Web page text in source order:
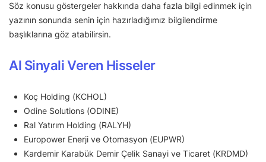
Söz konusu göstergeler hakkında daha fazla bilgi edinmek için
yazının sonunda senin için hazırladığımız bilgilendirme
başlıklarına göz atabilirsin.
Al Sinyali Veren Hisseler
Koç Holding (KCHOL)
Odine Solutions (ODINE)
Ral Yatırım Holding (RALYH)
Europower Enerji ve Otomasyon (EUPWR)
Kardemir Karabük Demir Çelik Sanayi ve Ticaret (KRDMD)